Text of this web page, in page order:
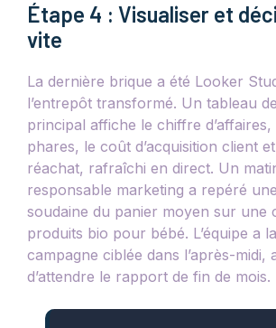
Étape 4 : Visualiser et
vite
La dernière brique a été Looker
l’entrepôt transformé. Un tableau
principal affiche le chiffre
phares, le coût d’acquisition client
réachat, rafraîchi en direct. Un
responsable marketing a repéré
soudaine du panier moyen sur une
produits bio pour bébé. L’équipe a
campagne ciblée dans l’après-midi,
d’attendre le rapport de fin de mois.